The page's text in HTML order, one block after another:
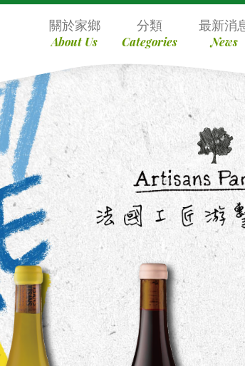
關於家鄉
About Us
分類
Categories
最新消
News